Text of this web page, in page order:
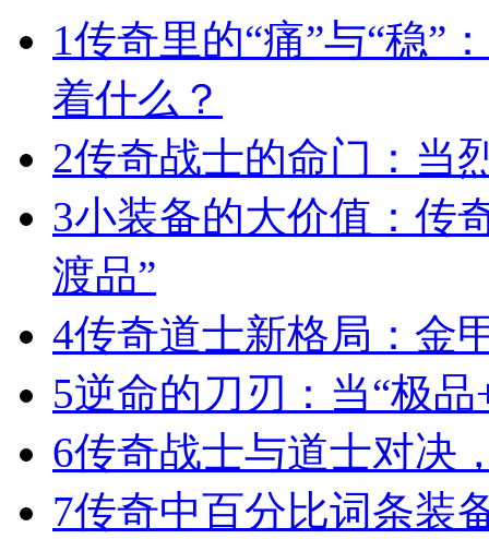
1传奇里的“痛”与“稳”
着什么？
2传奇战士的命门：当
3小装备的大价值：传
渡品”
4传奇道士新格局：金
5逆命的刀刃：当“极
6传奇战士与道士对决
7传奇中百分比词条装